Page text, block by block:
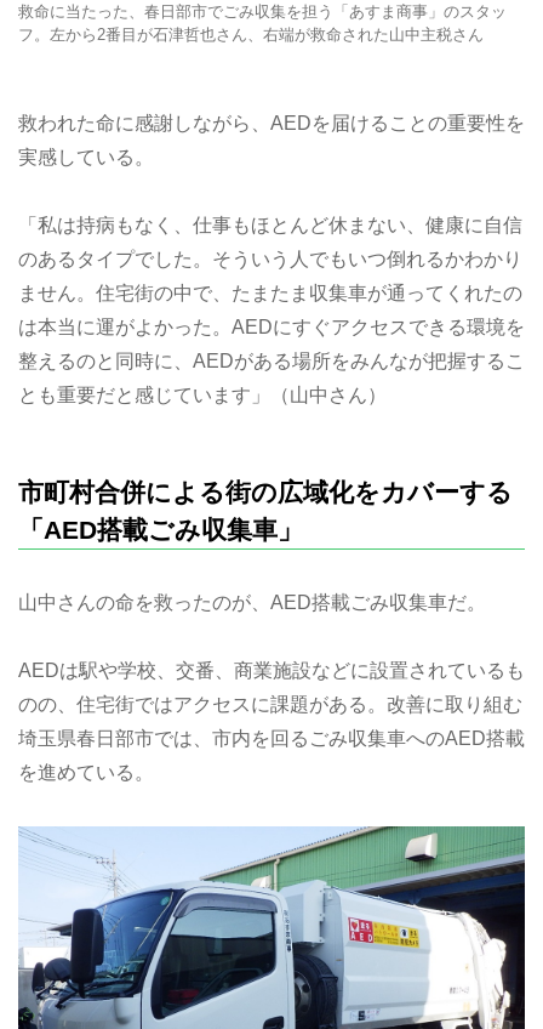
救命に当たった、春日部市でごみ収集を担う「あすま商事」のスタッ
フ。左から2番目が石津哲也さん、右端が救命された山中主税さん
救われた命に感謝しながら、AEDを届けることの重要性を
実感している。
「私は持病もなく、仕事もほとんど休まない、健康に自信
のあるタイプでした。そういう人でもいつ倒れるかわかり
ません。住宅街の中で、たまたま収集車が通ってくれたの
は本当に運がよかった。AEDにすぐアクセスできる環境を
整えるのと同時に、AEDがある場所をみんなが把握するこ
とも重要だと感じています」（山中さん）
市町村合併による街の広域化をカバーする
「AED搭載ごみ収集車」
山中さんの命を救ったのが、AED搭載ごみ収集車だ。
AEDは駅や学校、交番、商業施設などに設置されているも
のの、住宅街ではアクセスに課題がある。改善に取り組む
埼玉県春日部市では、市内を回るごみ収集車へのAED搭載
を進めている。